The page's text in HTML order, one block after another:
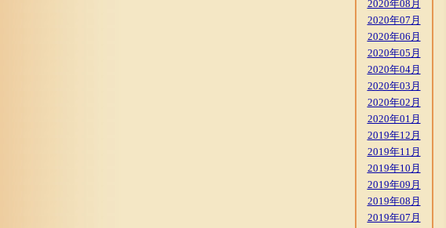
2020年08月
2020年07月
2020年06月
2020年05月
2020年04月
2020年03月
2020年02月
2020年01月
2019年12月
2019年11月
2019年10月
2019年09月
2019年08月
2019年07月